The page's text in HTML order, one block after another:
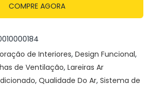
COMPRE AGORA
de Interiores, Design Funcional,
de Ventilação, Lareiras Ar
, Qualidade Do Ar, Sistema de